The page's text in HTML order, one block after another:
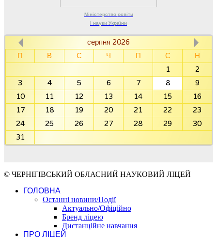
Міністерство освіти
і науки України
серпня 2026
П
В С Ч П С
Н
1
2
3
4 5 6 7 8
9
10
11 12 13 14 15
16
17
18 19 20 21 22
23
24
25 26 27 28 29
30
31
© ЧЕРНІГІВСЬКИЙ ОБЛАСНИЙ НАУКОВИЙ ЛІЦЕЙ
ГОЛОВНА
Останні новини/Події
Актуально/Офіційно
Бренд ліцею
Дистанційне навчання
ПРО ЛІЦЕЙ